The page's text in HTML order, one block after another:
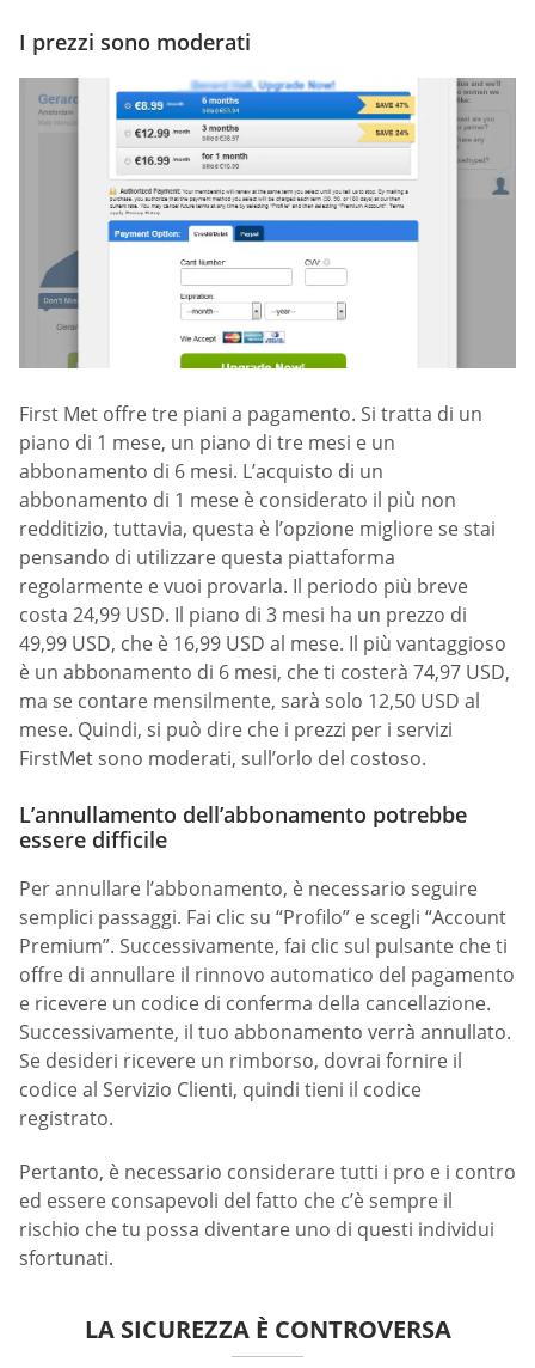
I prezzi sono moderati
First Met offre tre piani a pagamento. Si tratta di un
piano di 1 mese, un piano di tre mesi e un
abbonamento di 6 mesi. L’acquisto di un
abbonamento di 1 mese è considerato il più non
redditizio, tuttavia, questa è l’opzione migliore se stai
pensando di utilizzare questa piattaforma
regolarmente e vuoi provarla. Il periodo più breve
costa 24,99 USD. Il piano di 3 mesi ha un prezzo di
49,99 USD, che è 16,99 USD al mese. Il più vantaggioso
è un abbonamento di 6 mesi, che ti costerà 74,97 USD,
ma se contare mensilmente, sarà solo 12,50 USD al
mese. Quindi, si può dire che i prezzi per i servizi
FirstMet sono moderati, sull’orlo del costoso.
L’annullamento dell’abbonamento potrebbe
essere difficile
Per annullare l’abbonamento, è necessario seguire
semplici passaggi. Fai clic su “Profilo” e scegli “Account
Premium”. Successivamente, fai clic sul pulsante che ti
offre di annullare il rinnovo automatico del pagamento
e ricevere un codice di conferma della cancellazione.
Successivamente, il tuo abbonamento verrà annullato.
Se desideri ricevere un rimborso, dovrai fornire il
codice al Servizio Clienti, quindi tieni il codice
registrato.
Pertanto, è necessario considerare tutti i pro e i contro
ed essere consapevoli del fatto che c’è sempre il
rischio che tu possa diventare uno di questi individui
sfortunati.
LA SICUREZZA È CONTROVERSA